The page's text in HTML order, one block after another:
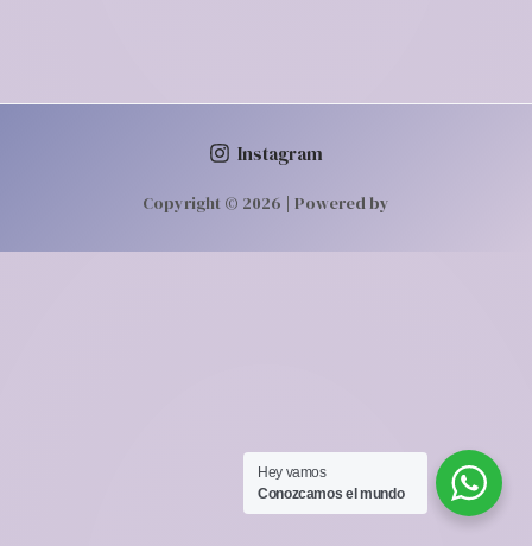
Instagram
Copyright © 2026 | Powered by
Hey vamos‎ ‎ ‎
Conozcamos‎ el mundo